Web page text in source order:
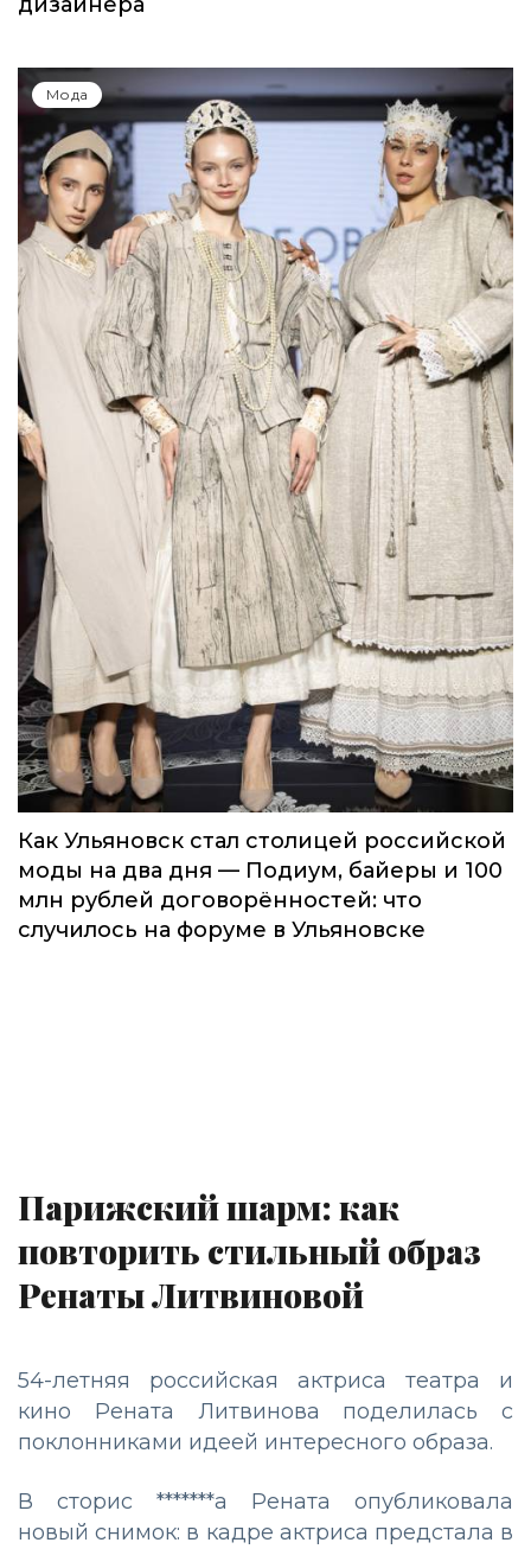
дизайнера
Мода
Как Ульяновск стал столицей российской
моды на два дня — Подиум, байеры и 100
млн рублей договорённостей: что
случилось на форуме в Ульяновске
Парижский шарм: как
повторить стильный образ
Ренаты Литвиновой
54-летняя российская актриса театра и
кино Рената Литвинова поделилась с
поклонниками идеей интересного образа.
В сторис *******а Рената опубликовала
новый снимок: в кадре актриса предстала в